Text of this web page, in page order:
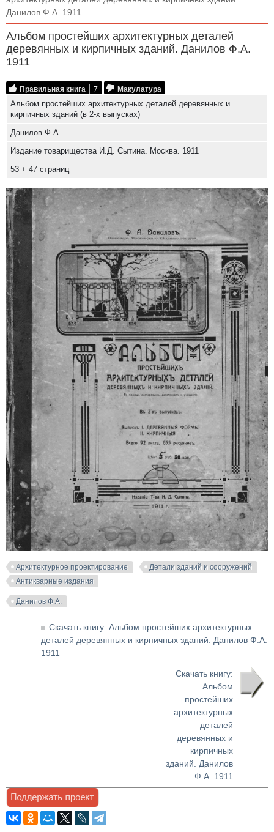
Данилов Ф.А. 1911
Альбом простейших архитектурных деталей
деревянных и кирпичных зданий. Данилов Ф.А.
1911
Правильная книга 7 Макулатура
Альбом простейших архитектурных деталей деревянных и
кирпичных зданий (в 2-х выпусках)
Данилов Ф.А.
Издание товарищества И.Д. Сытина. Москва. 1911
53 + 47 страниц
Архитектурное проектирование
Детали зданий и сооружений
Антикварные издания
Данилов Ф.А.
Скачать книгу: Альбом простейших архитектурных
деталей деревянных и кирпичных зданий. Данилов Ф.А.
1911
Скачать книгу:
Альбом
простейших
архитектурных
деталей
деревянных и
кирпичных
зданий. Данилов
Ф.А. 1911